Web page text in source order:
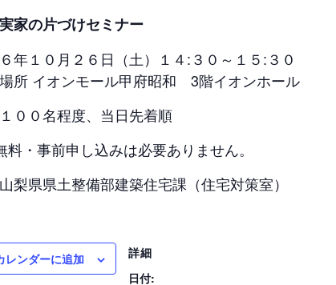
家の片づけセミナー
年１０月２６日（土）１４:３０～１５:３０
場所 イオンモール甲府昭和 3階イオンホール
００名程度、当日先着順
料・事前申し込みは必要ありません。
県県土整備部建築住宅課（住宅対策室）
レンダーに追加
詳細
日付: